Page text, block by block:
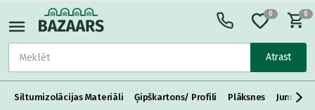
Atrast
0 0
Siltumizolācijas Materiāli Ģipškartons/ Profili Plāksnes Jumta